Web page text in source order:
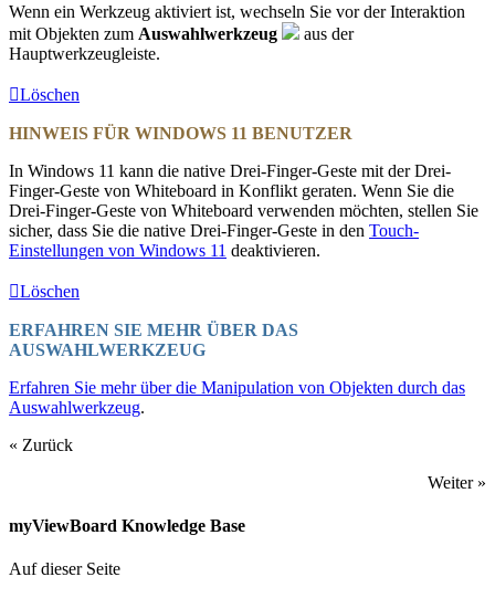
Wenn ein Werkzeug aktiviert ist, wechseln Sie vor der Interaktion
mit Objekten zum Auswahlwerkzeug
aus der
Hauptwerkzeugleiste.
Löschen
HINWEIS FÜR WINDOWS 11 BENUTZER
In Windows 11 kann die native Drei-Finger-Geste mit der Drei-
Finger-Geste von Whiteboard in Konflikt geraten. Wenn Sie die
Drei-Finger-Geste von Whiteboard verwenden möchten, stellen Sie
sicher, dass Sie die native Drei-Finger-Geste in den Touch-
Einstellungen von Windows 11 deaktivieren.
Löschen
ERFAHREN SIE MEHR ÜBER DAS
AUSWAHLWERKZEUG
Erfahren Sie mehr über die Manipulation von Objekten durch das
Auswahlwerkzeug.
« Zurück
Weiter »
myViewBoard Knowledge Base
Auf dieser Seite